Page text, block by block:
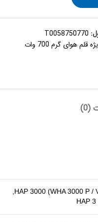
T0058750770
قلم هوای گرم 700 وات
(0)
HAP 3000 (WHA 3000 P /
HAP